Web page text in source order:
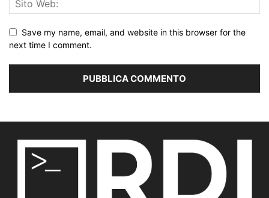
Save my name, email, and website in this browser for the
next time I comment.